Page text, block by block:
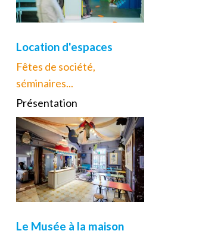
Location d'espaces
Fêtes de société,
séminaires...
Présentation
Le Musée à la maison